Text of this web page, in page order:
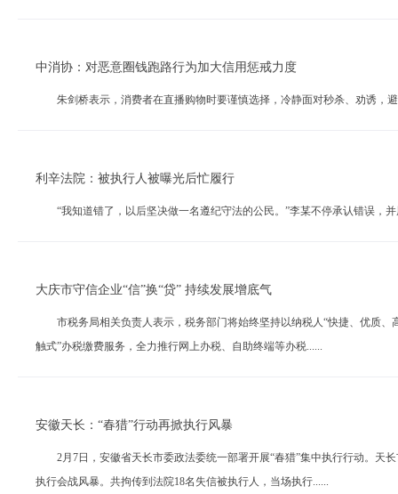
中消协：对恶意圈钱跑路行为加大信用惩戒力度
朱剑桥表示，消费者在直播购物时要谨慎选择，冷静面对秒杀、劝诱，
利辛法院：被执行人被曝光后忙履行
“我知道错了，以后坚决做一名遵纪守法的公民。”李某不停承认错误，并
大庆市守信企业“信”换“贷” 持续发展增底气
市税务局相关负责人表示，税务部门将始终坚持以纳税人“快捷、优质、
触式”办税缴费服务，全力推行网上办税、自助终端等办税......
安徽天长：“春猎”行动再掀执行风暴
2月7日，安徽省天长市委政法委统一部署开展“春猎”集中执行行动。天
执行会战风暴。共拘传到法院18名失信被执行人，当场执行......